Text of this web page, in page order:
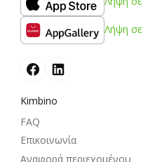
Λήψη σε
Kimbino
FAQ
Επικοινωνία
Αναφορά περιεχομένου